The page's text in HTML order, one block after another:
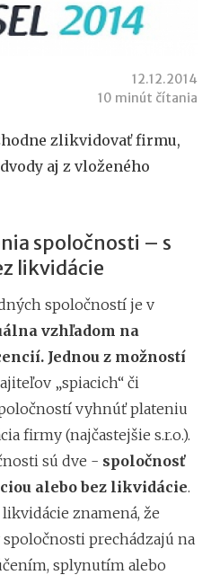
12.12.2014
10 minút čítania
zlikvidovať firmu,
aj z vloženého
spoločnosti – s
likvidácie
spoločností je v
vzhľadom na
Jednou z možností
„spiacich“ či
vyhnúť plateniu
firmy (najčastejšie s.r.o.).
sú dve - spoločnosť
alebo bez likvidácie.
znamená, že
prechádzajú na
splynutím alebo